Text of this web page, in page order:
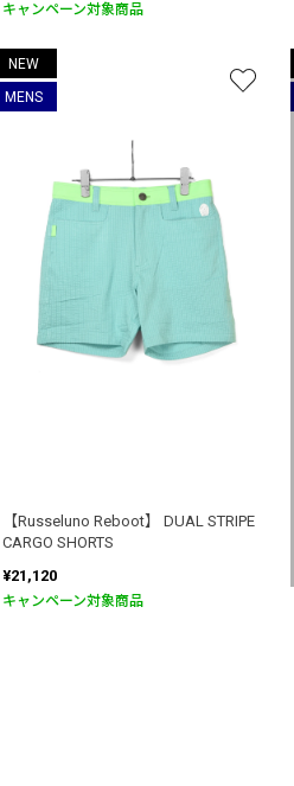
キャンペーン対象商品
NEW
MENS
【Russeluno Reboot】 DUAL STRIPE
CARGO SHORTS
¥21,120
キャンペーン対象商品
カートへ進む